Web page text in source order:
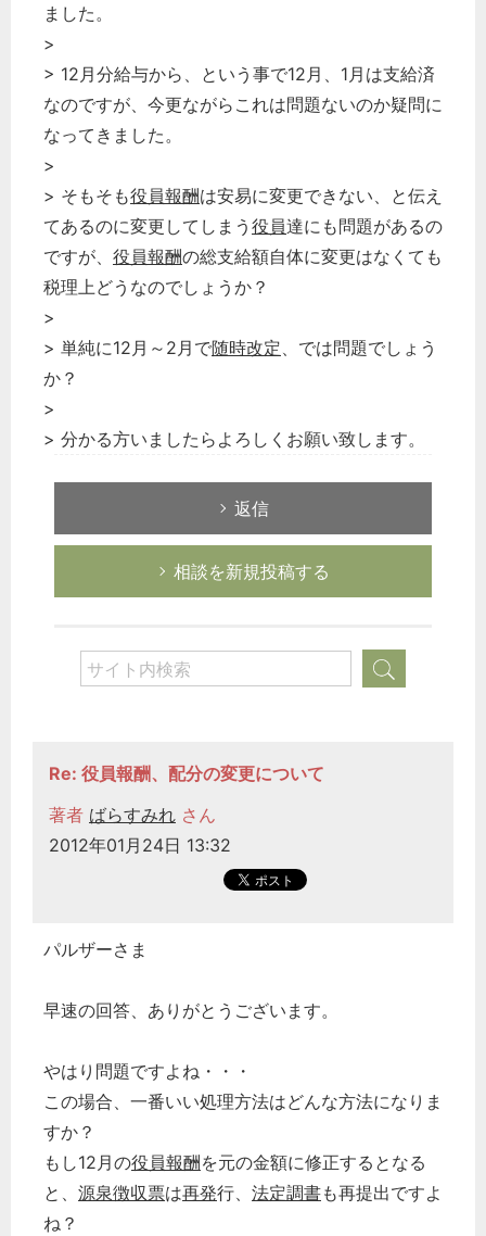
ました。
>
> 12月分給与から、という事で12月、1月は支給済
なのですが、今更ながらこれは問題ないのか疑問に
なってきました。
>
> そもそも役員報酬は安易に変更できない、と伝え
てあるのに変更してしまう 役員達にも問題があるの
ですが、 役員報酬の総支給額自体に変更はなくても
税理上どうなのでしょうか？
>
> 単純に12月～2月で随時改定、では問題でしょう
か？
>
> 分かる方いましたらよろしくお願い致します。
返信
相談を新規投稿する
Re: 役員報酬、配分の変更について
著者 ばらすみれ さん
2012年01月24日 13:32
パルザーさま
早速の回答、ありがとうございます。
やはり問題ですよね・・・
この場合、一番いい処理方法はどんな方法になりま
すか？
もし12月の役員報酬を元の金額に修正するとなる
と、 源泉徴収票は再発行、 法定調書も再提出ですよ
ね？